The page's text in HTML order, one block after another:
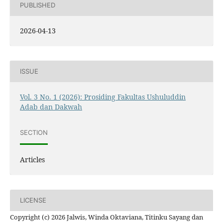
PUBLISHED
2026-04-13
ISSUE
Vol. 3 No. 1 (2026): Prosiding Fakultas Ushuluddin
Adab dan Dakwah
SECTION
Articles
LICENSE
Copyright (c) 2026 Jalwis, Winda Oktaviana, Titinku Sayang dan